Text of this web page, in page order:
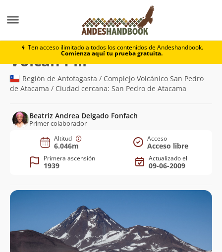
Ten acceso ilimitado a todos los contenidos de Andeshandbook.
Comienza aquí tu prueba gratuita.
Volcán Pili
Volcán Pili(6.046m)
Región de Antofagasta / Complejo Volcánico San Pedro
de Atacama / Ciudad cercana: San Pedro de Atacama
Beatriz Andrea Delgado Fonfach
Primer colaborador
Altitud
6.046m
Acceso
Acceso libre
Primera ascensión
1939
Actualizado el
09-06-2009